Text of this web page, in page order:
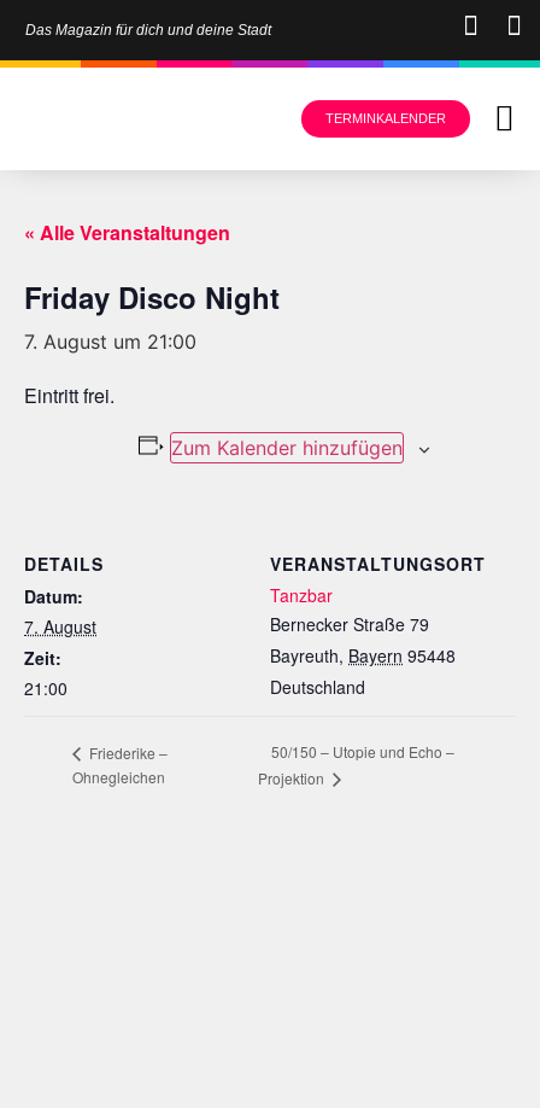
Das Magazin für dich und deine Stadt
TERMINKALENDER
« Alle Veranstaltungen
Friday Disco Night
7. August um 21:00
Eintritt frei.
Zum Kalender hinzufügen
DETAILS
Datum:
7. August
Zeit:
21:00
VERANSTALTUNGSORT
Tanzbar
Bernecker Straße 79
Bayreuth, Bayern 95448
Deutschland
Friederike –
Ohnegleichen
50/150 – Utopie und Echo –
Projektion